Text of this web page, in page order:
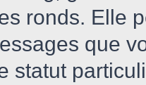
ronds. Elle
que
statut